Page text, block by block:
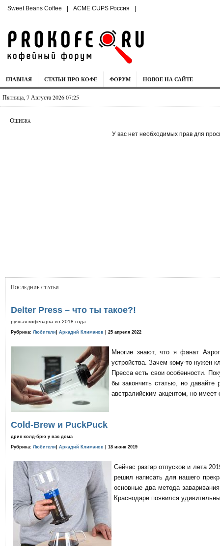
Sweet Beans Coffee | ACME CUPS Россия |
ГЛАВНАЯ СТАТЬИ ПРО КОФЕ ФОРУМ НОВОЕ НА САЙТЕ
Пятница, 7 Августа 2026 07:25
Ошибка
У вас нет необходимых прав для
Последние статьи
Delter Press – что ты такое?!
ручная кофеварка из 2018 года
Рубрика: Любители Аркадий Климанов | 25 апреля 2022
Многие знают, что я фанат
устройства. Зачем кому-то нужен
Пресса есть свои особенности.
бы закончить статью, но давайте
австралийским акцентом, но имеет
Cold-Brew и PuckPuck
дрип колд-брю у вас дома
Рубрика: Любители Аркадий Климанов | 18 июня 2019
Сейчас разгар отпусков и лета
решил написать для нашего
основные два метода
Краснодаре появился